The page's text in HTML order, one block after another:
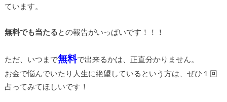
ています。
無料でも当たる との報告がいっぱいです！！！
ただ、いつまで無料で出来るかは、正直分かりません。
お金で悩んでいたり人生に絶望しているという方は、ぜひ１回
占ってみてほしいです！